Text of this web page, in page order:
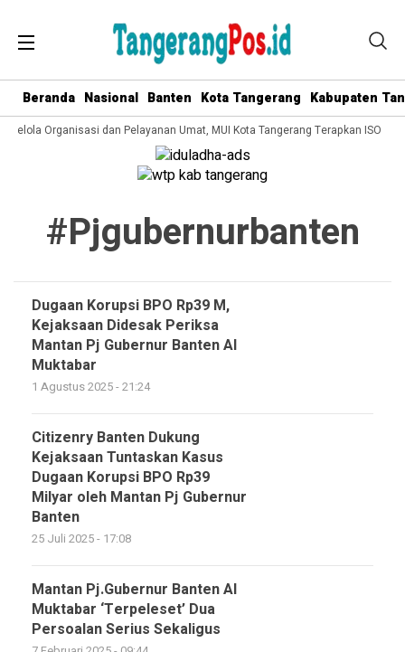
Beranda Nasional Banten Kota Tangerang Kabupaten
Kelola Organisasi dan Pelayanan Umat, MUI Kota Tangerang Terapkan ISO
#pjgubernurbanten
Dugaan Korupsi BPO Rp39 M,
Kejaksaan Didesak Periksa
Mantan Pj Gubernur Banten Al
Muktabar
1 Agustus 2025 - 21:24
Citizenry Banten Dukung
Kejaksaan Tuntaskan Kasus
Dugaan Korupsi BPO Rp39
Milyar oleh Mantan Pj Gubernur
Banten
25 Juli 2025 - 17:08
Mantan Pj.Gubernur Banten Al
Muktabar ‘Terpeleset’ Dua
Persoalan Serius Sekaligus